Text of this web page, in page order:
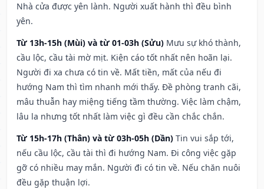
Nhà cửa được yên lành. Người xuất hành thì đều bình
yên.
Từ 13h-15h (Mùi) và từ 01-03h (Sửu) Mưu sự khó thành,
cầu lộc, cầu tài mờ mịt. Kiện cáo tốt nhất nên hoãn lại.
Người đi xa chưa có tin về. Mất tiền, mất của nếu đi
hướng Nam thì tìm nhanh mới thấy. Đề phòng tranh cãi,
mâu thuẫn hay miệng tiếng tầm thường. Việc làm chậm,
lâu la nhưng tốt nhất làm việc gì đều cần chắc chắn.
Từ 15h-17h (Thân) và từ 03h-05h (Dần) Tin vui sắp tới,
nếu cầu lộc, cầu tài thì đi hướng Nam. Đi công việc gặp
gỡ có nhiều may mắn. Người đi có tin về. Nếu chăn nuôi
đều gặp thuận lợi.